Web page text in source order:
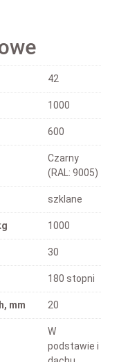
42
1000
600
Czarny
(RAL: 9005)
szklane
1000
30
180 stopni
mm 20
W
podstawie i